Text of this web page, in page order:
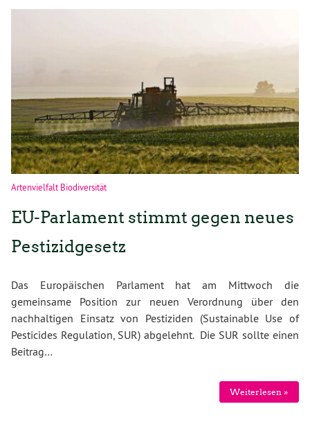
Artenvielfalt Biodiversität
EU-Parlament stimmt gegen neues
Pestizidgesetz
Das Europäischen Parlament hat am Mittwoch die
gemeinsame Position zur neuen Verordnung über den
nachhaltigen Einsatz von Pestiziden (Sustainable Use of
Pesticides Regulation, SUR) abgelehnt. Die SUR sollte einen
Beitrag…
Weiterlesen »